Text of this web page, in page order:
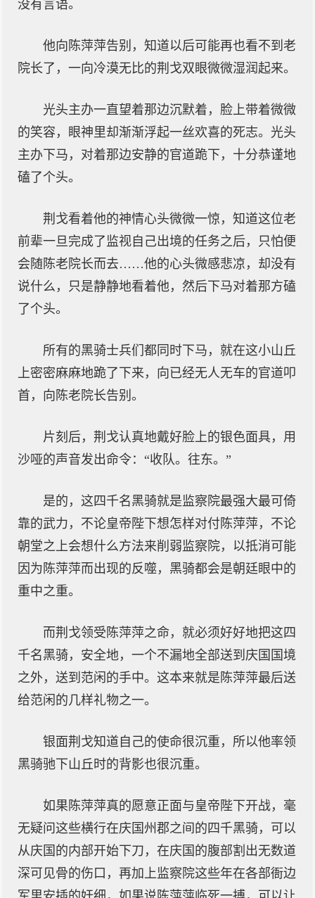
没有言语。
他向陈萍萍告别，知道以后可能再也看不到老
院长了，一向冷漠无比的荆戈双眼微微湿润起来。
光头主办一直望着那边沉默着，脸上带着微微
的笑容，眼神里却渐渐浮起一丝欢喜的死志。光头
主办下马，对着那边安静的官道跪下，十分恭谨地
磕了个头。
荆戈看着他的神情心头微微一惊，知道这位老
前辈一旦完成了监视自己出境的任务之后，只怕便
会随陈老院长而去……他的心头微感悲凉，却没有
说什么，只是静静地看着他，然后下马对着那方磕
了个头。
所有的黑骑士兵们都同时下马，就在这小山丘
上密密麻麻地跪了下来，向已经无人无车的官道叩
首，向陈老院长告别。
片刻后，荆戈认真地戴好脸上的银色面具，用
沙哑的声音发出命令：“收队。往东。”
是的，这四千名黑骑就是监察院最强大最可倚
靠的武力，不论皇帝陛下想怎样对付陈萍萍，不论
朝堂之上会想什么方法来削弱监察院，以抵消可能
因为陈萍萍而出现的反噬，黑骑都会是朝廷眼中的
重中之重。
而荆戈领受陈萍萍之命，就必须好好地把这四
千名黑骑，安全地，一个不漏地全部送到庆国国境
之外，送到范闲的手中。这本来就是陈萍萍最后送
给范闲的几样礼物之一。
银面荆戈知道自己的使命很沉重，所以他率领
黑骑驰下山丘时的背影也很沉重。
如果陈萍萍真的愿意正面与皇帝陛下开战，毫
无疑问这些横行在庆国州郡之间的四千黑骑，可以
从庆国的内部开始下刀，在庆国的腹部割出无数道
深可见骨的伤口，再加上监察院这些年在各部衙边